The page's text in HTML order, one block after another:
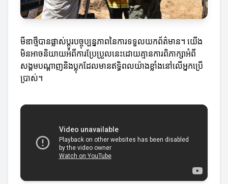
មីឌាថ្មីបានផ្លាស់ប្តូរបច្ចុប្បន្នភាពនៃការទទួលយកព័ត៌មាន។ យើង
មិនអាចនិយាយអំពីការប្រែប្រួលនេះដោយគ្មានការពិភាក្សាអំពី
សង្គមបណ្តាញនិងប្លុកដែលមានឥទ្ធិពលយ៉ាងខ្លាំងនៅលើអ្នកប្រើ
ប្រាស់។